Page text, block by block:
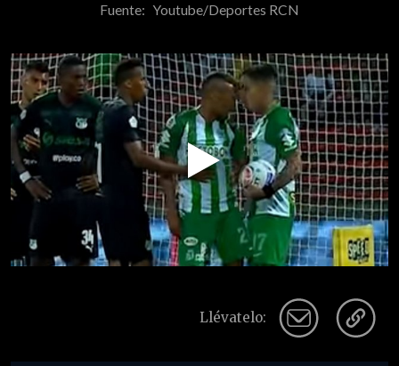
Fuente: Youtube/Deportes RCN
Play
Video
Llévatelo: